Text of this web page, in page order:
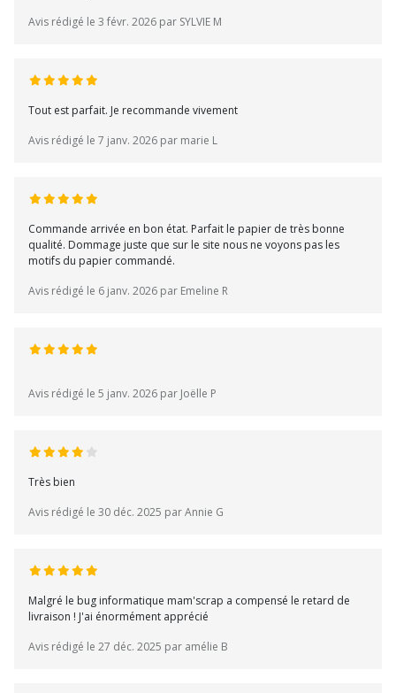
Avis rédigé le 3 févr. 2026 par SYLVIE M
Tout est parfait. Je recommande vivement
Avis rédigé le 7 janv. 2026 par marie L
Commande arrivée en bon état. Parfait le papier de très bonne
qualité. Dommage juste que sur le site nous ne voyons pas les
motifs du papier commandé.
Avis rédigé le 6 janv. 2026 par Emeline R
Avis rédigé le 5 janv. 2026 par Joëlle P
Très bien
Avis rédigé le 30 déc. 2025 par Annie G
Malgré le bug informatique mam'scrap a compensé le retard de
livraison ! J'ai énormément apprécié
Avis rédigé le 27 déc. 2025 par amélie B